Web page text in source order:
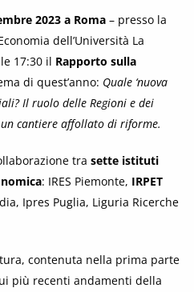
2023 a Roma – presso la
dell’Università La
17:30 il Rapporto sulla
di quest’anno: Quale ‘nuova
Il ruolo delle Regioni e dei
cantiere affollato di riforme.
tra sette istituti
: IRES Piemonte, IRPET
Ipres Puglia, Liguria Ricerche
contenuta nella prima parte
più recenti andamenti della